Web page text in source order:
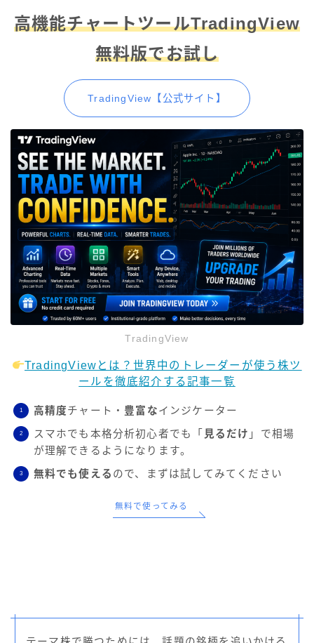
高機能チャートツールTradingView
無料版でお試し
TradingView【公式サイト】
TradingView
TradingViewとは？世界中のトレーダーが使う株ツ
ールを徹底紹介する記事一覧
高精度チャート・ 豊富なインジケーター
スマホでも本格分析初心者でも「 見るだけ 」で相場
が理解できるようになります。
無料でも使える ので、まずは試してみてください
無料で使ってみる